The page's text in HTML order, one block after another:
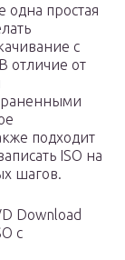
одна простая
с
отличие от
подходит
ISO на
шагов.
Download
с